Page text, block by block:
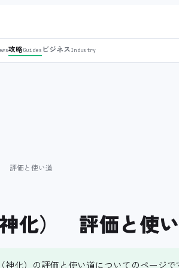
攻略Guides ビジネスIndustry
評価と使い道
化） 評価と使
化）の評価と使い道についてのページ